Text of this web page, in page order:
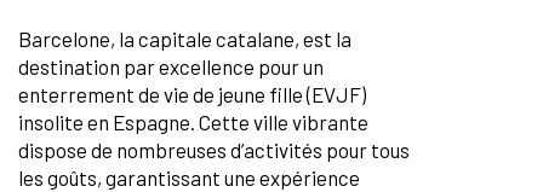
Barcelone, la capitale catalane, est la
destination par excellence pour un
enterrement de vie de jeune fille (EVJF)
insolite en Espagne. Cette ville vibrante
dispose de nombreuses d’activités pour tous
les goûts, garantissant une expérience